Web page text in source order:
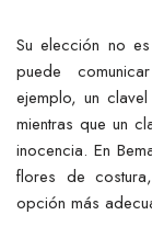
Su elección no
puede
ejemplo, un
mientras que un
inocencia. En
flores de
opción más